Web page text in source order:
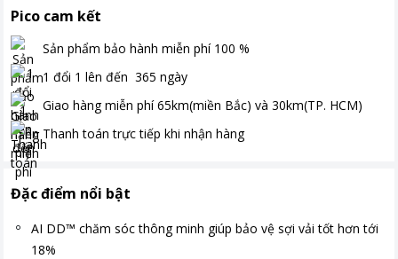
Pico cam kết
Sản phẩm bảo hành miễn phí 100 %
1 đổi 1 lên đến 365 ngày
Giao hàng miễn phí 65km(miền Bắc) và 30km(TP. HCM)
Thanh toán trực tiếp khi nhận hàng
Đặc điểm nổi bật
AI DD™ chăm sóc thông minh giúp bảo vệ sợi vải tốt hơn tới
18%